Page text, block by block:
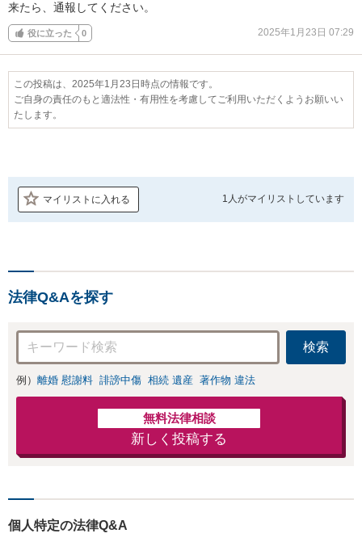
来たら、通報してください。
役に立った 0 2025年1月23日 07:29
この投稿は、2025年1月23日時点の情報です。
ご自身の責任のもと適法性・有用性を考慮してご利用いただくようお願いい
たします。
マイリストに入れる 1人がマイリストしています
法律Q&Aを探す
検索
例） 離婚 慰謝料 誹謗中傷 相続 遺産 著作物 違法
無料法律相談
新しく投稿する
個人特定の法律Q&A